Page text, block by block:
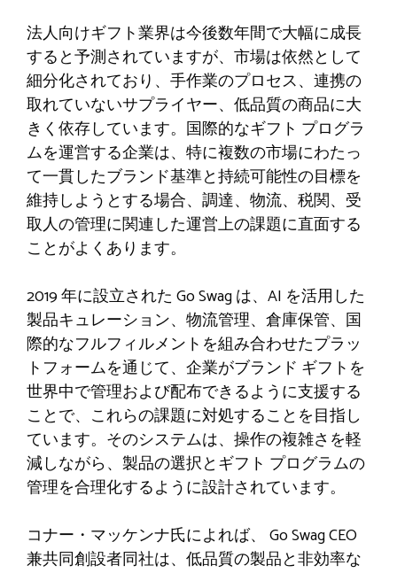
法人向けギフト業界は今後数年間で大幅に成長
すると予測されていますが、市場は依然として
細分化されており、手作業のプロセス、連携の
取れていないサプライヤー、低品質の商品に大
きく依存しています。国際的なギフト プログラ
ムを運営する企業は、特に複数の市場にわたっ
て一貫したブランド基準と持続可能性の目標を
維持しようとする場合、調達、物流、税関、受
取人の管理に関連した運営上の課題に直面する
ことがよくあります。
2019 年に設立された Go Swag は、AI を活用した
製品キュレーション、物流管理、倉庫保管、国
際的なフルフィルメントを組み合わせたプラッ
トフォームを通じて、企業がブランド ギフトを
世界中で管理および配布できるように支援する
ことで、これらの課題に対処することを目指し
ています。そのシステムは、操作の複雑さを軽
減しながら、製品の選択とギフト プログラムの
管理を合理化するように設計されています。
コナー・マッケンナ氏によれば、 Go Swag CEO
兼共同創設者同社は、低品質の製品と非効率な